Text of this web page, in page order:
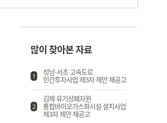
많이 찾아본 자료
1
성남-서초 고속도로
민간투자사업 제3자 제안 재공고
2
김제 유기성폐자원
통합바이오가스화시설 설치사업
제3자 제안 재공고